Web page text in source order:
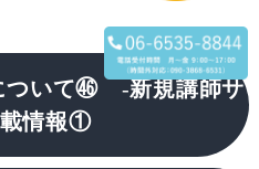
ついて㊻ -新規講師サ
情報①